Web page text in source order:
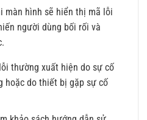
màn hình sẽ hiển thị mã lỗi
người dùng bối rối và
thường xuất hiện do sự cố
hoặc do thiết bị gặp sự cố